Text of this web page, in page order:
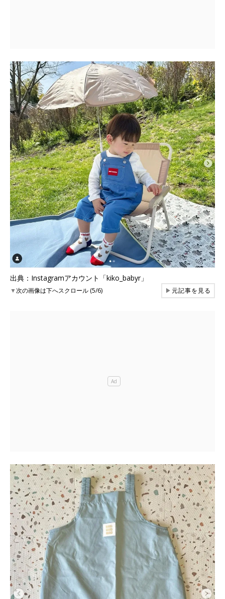
出典：Instagramアカウント「kiko_babyr」
▼次の画像は下へスクロール (5/6) ▶元記事を見る